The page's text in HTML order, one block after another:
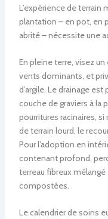
L’expérience de
plantation – en pot, en
abrité – nécessite une
En pleine terre, visez
vents dominants, et
d’argile. Le drainage
couche de graviers à la
pourritures racinaires,
de terrain lourd, le
Pour l’adoption en
contenant profond,
terreau fibreux
compostées.
Le calendrier de soins